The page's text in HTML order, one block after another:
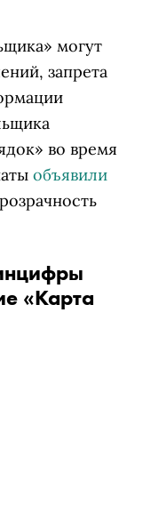
могут
запрета
во время
объявили
«Карта